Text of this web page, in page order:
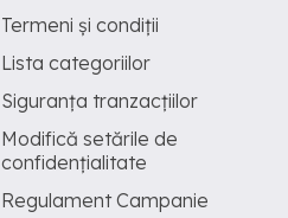
Termeni și condiții
Lista categoriilor
Siguranța tranzacțiilor
Modifică setările de
confidențialitate
Regulament Campanie